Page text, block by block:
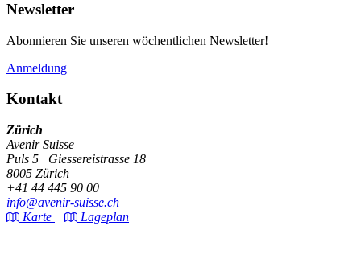
Newsletter
Abonnieren Sie unseren wöchentlichen Newsletter!
Anmeldung
Kontakt
Zürich
Avenir Suisse
Puls 5 | Giessereistrasse 18
8005 Zürich
+41 44 445 90 00
info@avenir-suisse.ch
Karte
Lageplan